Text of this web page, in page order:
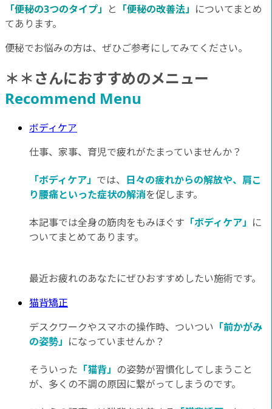
「便秘の3つのタイプ」 と 「便秘の改善法」 についてまとめ
てあります。
便秘でお悩みの方は、ぜひご参考にしてみてください。
＊＊さんにおすすめのメニュー
Recommend Menu
ボディケア
仕事、家事、育児で疲れがたまっていませんか？
「ボディケア」 では、 日々の疲れからの解放や、肩こ
り腰痛といった症状の解消を促します。
本記事では全身の筋肉をもみほぐす 「ボディケア」 に
ついてまとめてあります。
最近お疲れのあなたにぜひおすすめしたい施術です。
猫背矯正
デスクワークやスマホの操作時、ついつい 「前かがみ
の姿勢」 になっていませんか？
そういった 「猫背」 の姿勢が習慣化してしまうこと
が、多くの不調の原因に繋がってしまうのです。